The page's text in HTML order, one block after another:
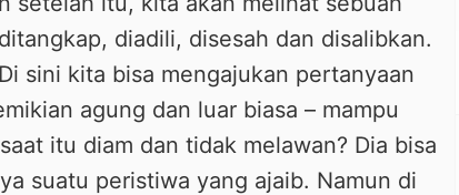
diadili, disesah dan disalibkan.
sini kita bisa mengajukan pertanyaan
agung dan luar biasa – mampu
itu diam dan tidak melawan? Dia bisa
suatu peristiwa yang ajaib. Namun di